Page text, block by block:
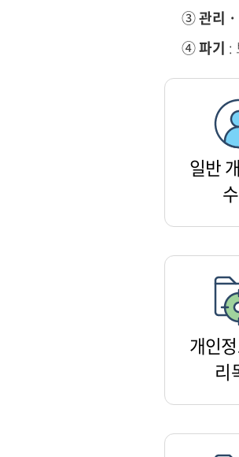
③관리
④파기 :
일반
개인
리